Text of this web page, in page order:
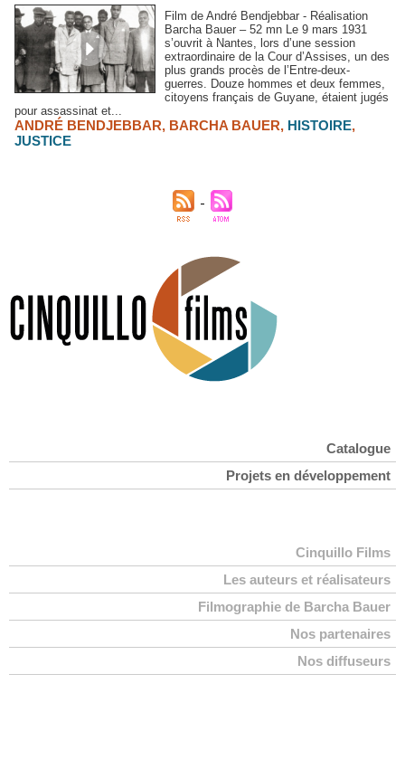
Catalogue
Projets en développement
Cinquillo Films
Les auteurs et réalisateurs
Filmographie de Barcha Bauer
Nos partenaires
Nos diffuseurs
Film de André Bendjebbar - Réalisation
Barcha Bauer – 52 mn Le 9 mars 1931
s’ouvrit à Nantes, lors d’une session
extraordinaire de la Cour d’Assises, un des
plus grands procès de l’Entre-deux-
guerres. Douze hommes et deux femmes,
citoyens français de Guyane, étaient jugés
pour assassinat et...
ANDRÉ BENDJEBBAR, BARCHA BAUER, HISTOIRE,
JUSTICE